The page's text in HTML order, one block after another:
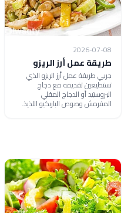
2026-07-08
طريقة عمل أرز الريزو
جربي طريقة عمل أرز الريزو الذي
تستطيعين تقديمه مع دجاج
البروستيد أو الدجاج المقلي
المقرمش وصوص الباربكيو اللذيذ.